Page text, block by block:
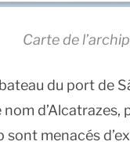
Carte de
du port de
sont menacés